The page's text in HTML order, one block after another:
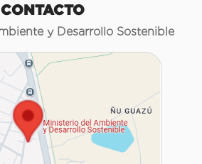
CONTACTO
y Desarrollo Sostenible